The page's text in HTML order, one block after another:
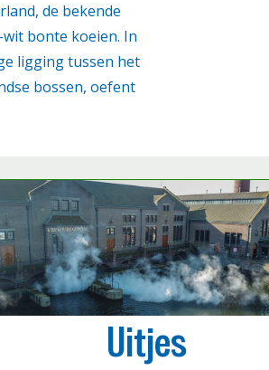
de bekende
bonte koeien. In
ligging tussen het
bossen, oefent
Uitjes